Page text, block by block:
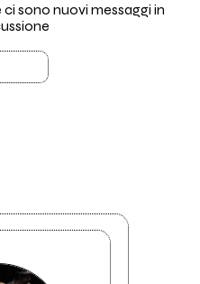
ci sono nuovi messaggi in